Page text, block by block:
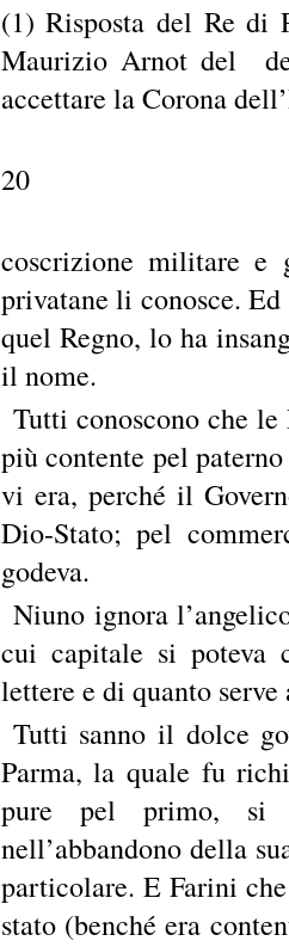
(1) Risposta del Re di
Maurizio Arnot del
accettare la Corona
20
coscrizione militare e
privatane li conosce.
quel Regno, lo ha
il nome.
Tutti conoscono che
più contente pel
vi era, perché il
Dio-Stato; pel
godeva.
Niuno ignora
cui capitale si poteva
lettere e di quanto
Tutti sanno il dolce
Parma, la quale fu
pure pel primo, si
nell’abbandono della
particolare. E Farini
stato (benché era